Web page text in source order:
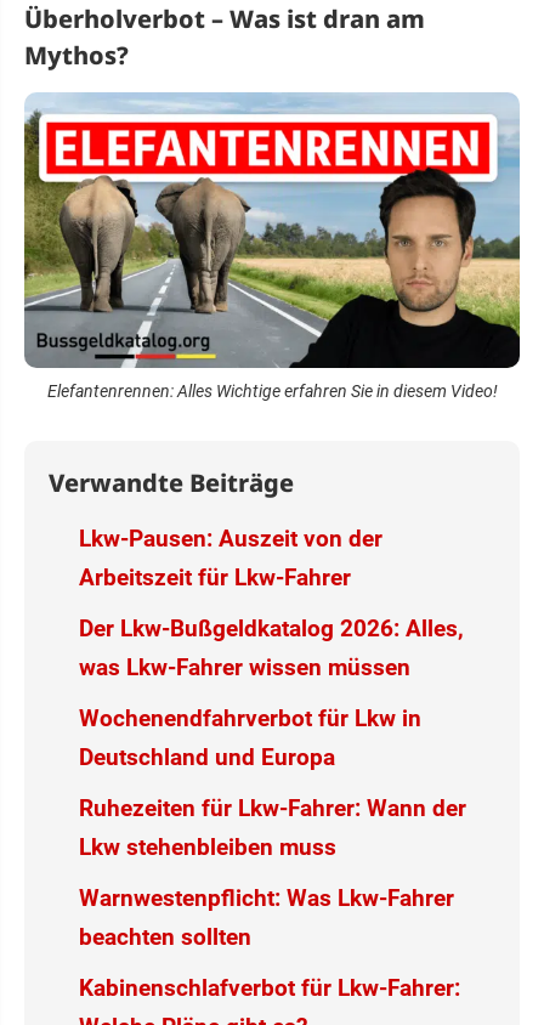
Überholverbot – Was ist dran am
Mythos?
Elefantenrennen: Alles Wichtige erfahren Sie in diesem Video!
Verwandte Beiträge
Lkw-Pausen: Auszeit von der
Arbeitszeit für Lkw-Fahrer
Der Lkw-Bußgeldkatalog 2026: Alles,
was Lkw-Fahrer wissen müssen
Wochenendfahrverbot für Lkw in
Deutschland und Europa
Ruhezeiten für Lkw-Fahrer: Wann der
Lkw stehenbleiben muss
Warnwestenpflicht: Was Lkw-Fahrer
beachten sollten
Kabinenschlafverbot für Lkw-Fahrer: